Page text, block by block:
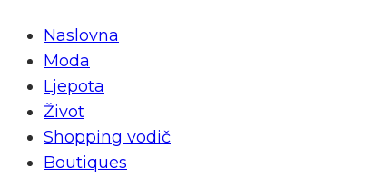
Naslovna
Moda
Ljepota
Život
Shopping vodič
Boutiques